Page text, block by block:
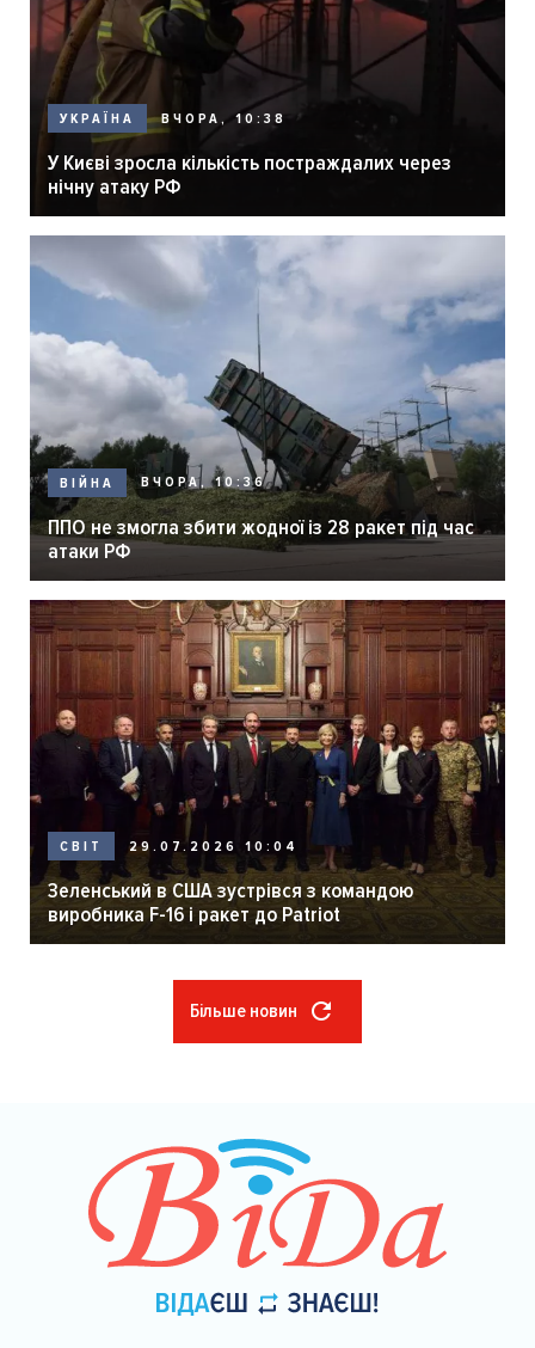
УКРАЇНА ВЧОРА, 10:38
У Києві зросла кількість постраждалих через
нічну атаку РФ
ВІЙНА ВЧОРА, 10:36
ППО не змогла збити жодної із 28 ракет під час
атаки РФ
СВІТ 29.07.2026 10:04
Зеленський в США зустрівся з командою
виробника F-16 і ракет до Patriot
Більше новин